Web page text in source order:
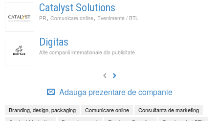
Catalyst Solutions
PR, Comunicare online, Evenimente / BTL
Digitas
Alte companii internationale din publicitate
Adauga prezentare de companie
Branding, design, packaging Comunicare online
Consultanta de marketing